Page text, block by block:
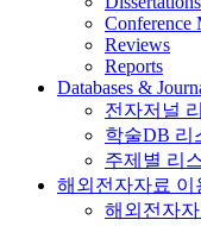
Conference
Reviews
Reports
Databases &
전자저널
학술DB 리
주제별 리
해외전자자료 이
해외전자